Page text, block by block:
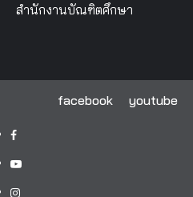
สำนักงานบัณฑิตศึกษา
facebook youtube
facebook
youtube
instagram